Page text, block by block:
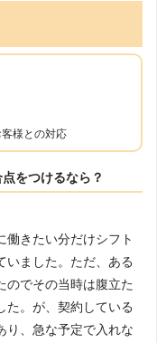
様との対応
をつけるなら？
働きたい分だけシフト
いました。ただ、ある
のでその当時は腹立た
た。が、契約している
り、急な予定で入れな